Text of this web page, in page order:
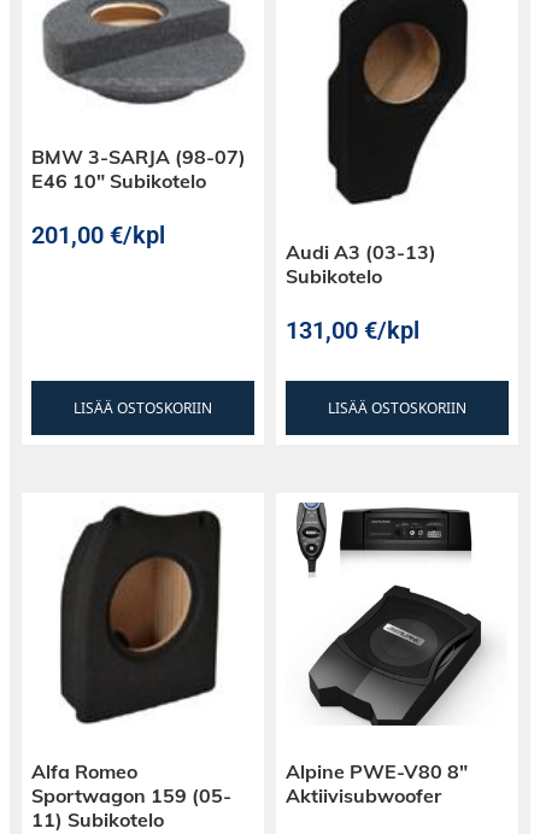
BMW 3-SARJA (98-07)
E46 10″ Subikotelo
201,00€/kpl
LISÄÄ OSTOSKORIIN
Audi A3 (03-13)
Subikotelo
131,00€/kpl
LISÄÄ OSTOSKORIIN
Alfa Romeo
Sportwagon 159 (05-
11) Subikotelo
Alpine PWE-V80 8″
Aktiivisubwoofer